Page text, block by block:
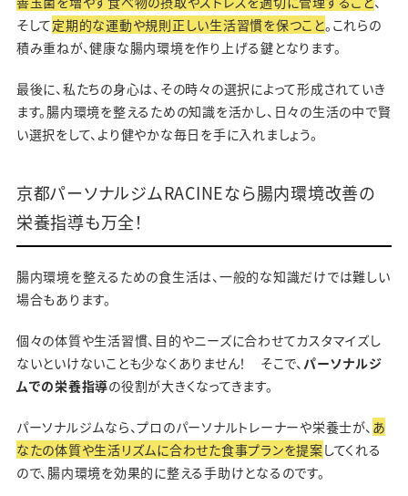
そして定期的な運動や規則正しい生活習慣を保つこと。これらの
積み重ねが、健康な腸内環境を作り上げる鍵となります。
最後に、私たちの身心は、その時々の選択によって形成されていき
ます。腸内環境を整えるための知識を活かし、日々の生活の中で賢
い選択をして、より健やかな毎日を手に入れましょう。
京都パーソナルジムRACINEなら腸内環境改善の
栄養指導も万全！
腸内環境を整えるための食生活は、一般的な知識だけでは難しい
場合もあります。
個々の体質や生活習慣、目的やニーズに合わせてカスタマイズし
ないといけないことも少なくありません！ そこで、 パーソナルジ
ムでの栄養指導の役割が大きくなってきます。
パーソナルジムなら、プロのパーソナルトレーナーや栄養士が、 あ
なたの体質や生活リズムに合わせた食事プランを提案してくれる
ので、腸内環境を効果的に整える手助けとなるのです。